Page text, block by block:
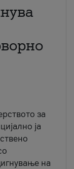
за
ја
на